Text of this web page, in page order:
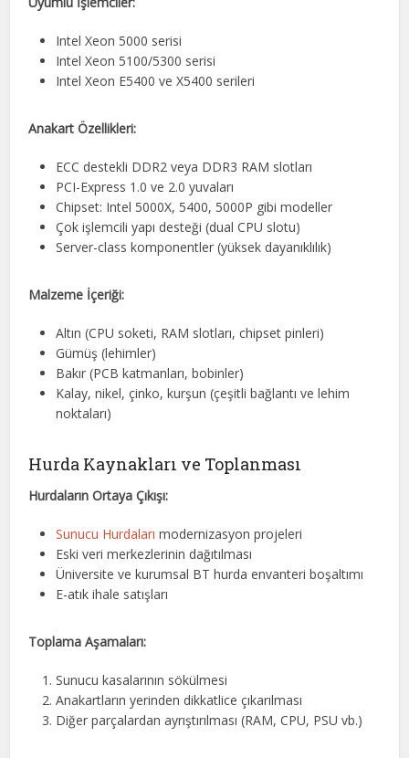
Intel Xeon 5000 serisi
Intel Xeon 5100/5300 serisi
Intel Xeon E5400 ve X5400 serileri
Anakart Özellikleri:
ECC destekli DDR2 veya DDR3 RAM slotları
PCI-Express 1.0 ve 2.0 yuvaları
Chipset: Intel 5000X, 5400, 5000P gibi modeller
Çok işlemcili yapı desteği (dual CPU slotu)
Server-class komponentler (yüksek dayanıklılık)
Malzeme İçeriği:
Altın (CPU soketi, RAM slotları, chipset pinleri)
Gümüş (lehimler)
Bakır (PCB katmanları, bobinler)
Kalay, nikel, çinko, kurşun (çeşitli bağlantı ve lehim
noktaları)
Hurda Kaynakları ve Toplanması
Hurdaların Ortaya Çıkışı:
Sunucu Hurdaları modernizasyon projeleri
Eski veri merkezlerinin dağıtılması
Üniversite ve kurumsal BT hurda envanteri boşaltımı
E-atık ihale satışları
Toplama Aşamaları:
Sunucu kasalarının sökülmesi
Anakartların yerinden dikkatlice çıkarılması
Diğer parçalardan ayrıştırılması (RAM, CPU, PSU vb.)